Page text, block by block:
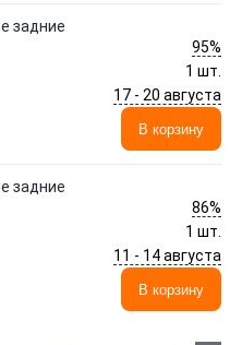
задние
95%
1 шт.
17 - 20 августа
В корзину
задние
86%
1 шт.
11 - 14 августа
В корзину